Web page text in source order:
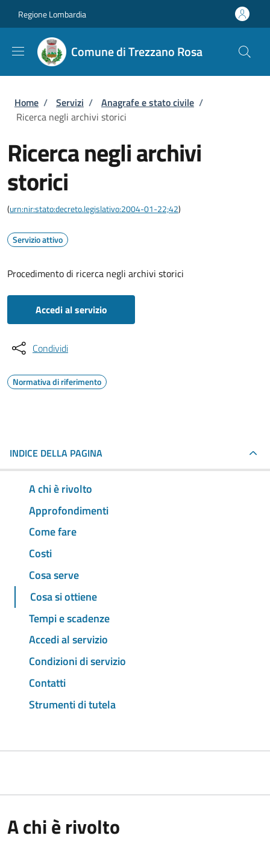
Regione Lombardia
Comune di Trezzano Rosa
Briciole di pane
Home / Servizi / Anagrafe e stato civile /
Ricerca negli archivi storici
Ricerca negli archivi
storici
(urn:nir:stato:decreto.legislativo:2004-01-22;42)
Servizio attivo
Procedimento di ricerca negli archivi storici
Accedi al servizio
Condividi
Normativa di riferimento
INDICE DELLA PAGINA
A chi è rivolto
Approfondimenti
Come fare
Costi
Cosa serve
Cosa si ottiene
Tempi e scadenze
Accedi al servizio
Condizioni di servizio
Contatti
Strumenti di tutela
A chi è rivolto